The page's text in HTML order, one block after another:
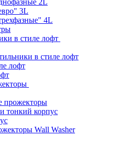
2L
3L
4L
в стиле лофт
в стиле лофт
лофт
прожекторы
тонкий корпус
Wall Washer